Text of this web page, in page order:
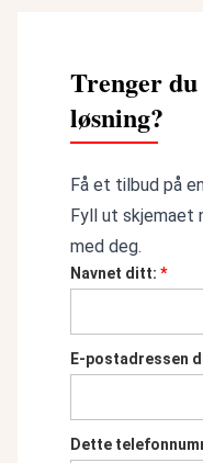
Trenger
løsning?
Få et tilbud på
Fyll ut skjemaet
med deg.
Navnet ditt: *
E-postadressen
Dette